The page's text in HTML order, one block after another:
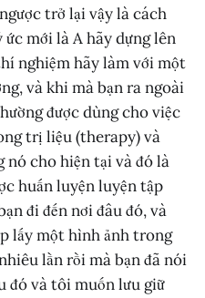
trở lại vậy là cách
mới là A hãy dựng lên
nghiệm hãy làm với một
và khi mà bạn ra ngoài
được dùng cho việc
trị liệu (therapy) và
cho hiện tại và đó là
huấn luyện luyện tập
đi đến nơi đâu đó, và
lấy một hình ảnh trong
lần rồi mà bạn đã nói
đó và tôi muốn lưu giữ